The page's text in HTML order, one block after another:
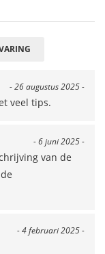
- 26 augustus 2025 -
veel tips.
- 6 juni 2025 -
van de
- 4 februari 2025 -